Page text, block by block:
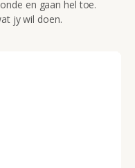
en gaan hel toe.
jy wil doen.